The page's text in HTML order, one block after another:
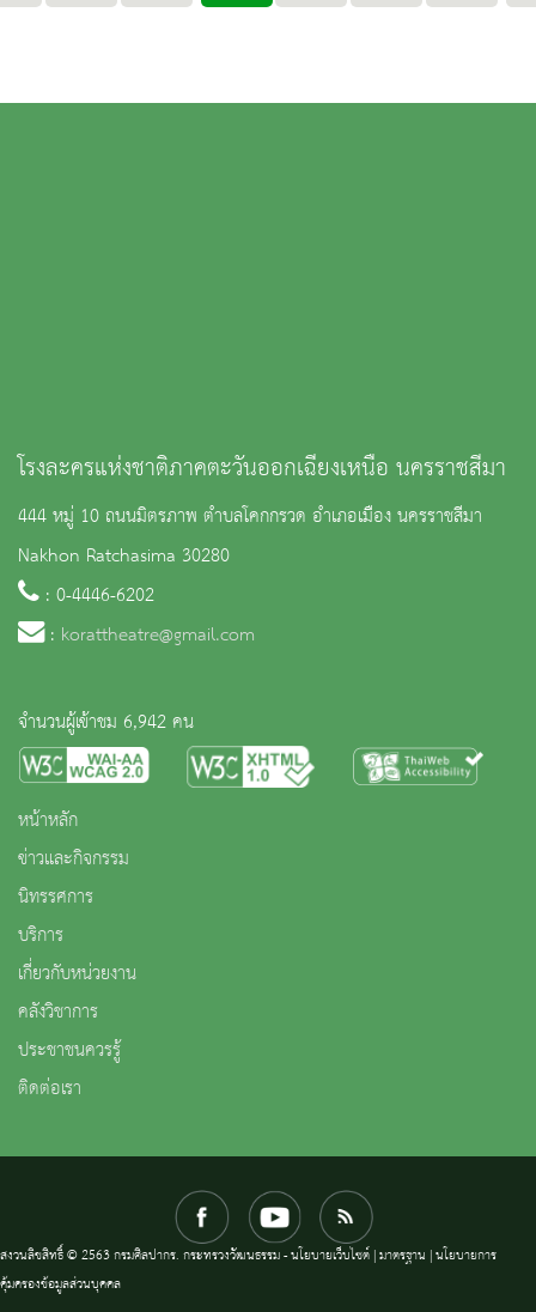
โรงละครแห่งชาติภาคตะวันออกเฉียงเหนือ นครราชสีมา
444 หมู่ 10 ถนนมิตรภาพ ตำบลโคกกรวด อำเภอเมือง นครราชสีมา
Nakhon Ratchasima 30280
: 0-4446-6202
: korattheatre@gmail.com
จำนวนผู้เข้าชม 6,942 คน
หน้าหลัก
ข่าวและกิจกรรม
นิทรรศการ
บริการ
เกี่ยวกับหน่วยงาน
คลังวิชาการ
ประชาชนควรรู้
ติดต่อเรา
สงวนลิขสิทธิ์ © 2563 กรมศิลปากร. กระทรวงวัฒนธรรม -นโยบายเว็บไซต์|มาตรฐาน |นโยบายการ
คุ้มครองข้อมูลส่วนบุคคล